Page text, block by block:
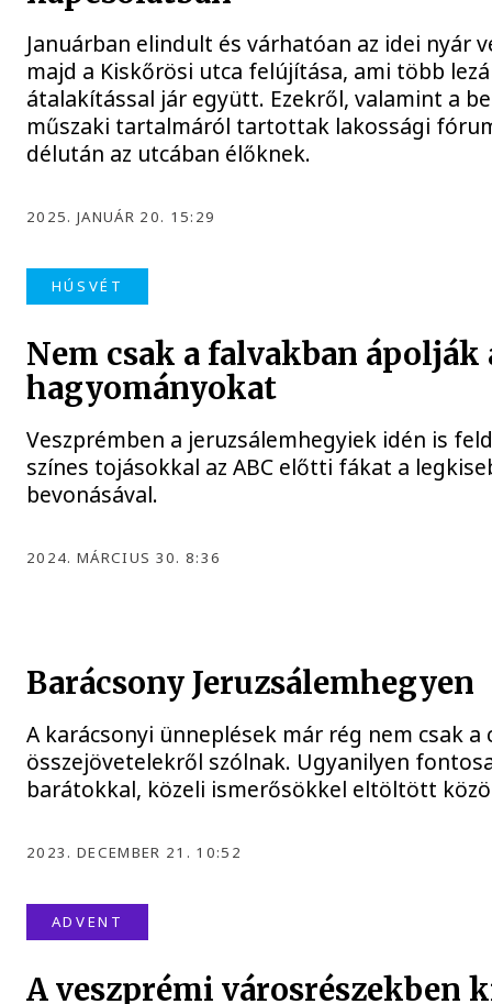
Januárban elindult és várhatóan az idei nyár
majd a Kiskőrösi utca felújítása, ami több
átalakítással jár együtt. Ezekről, valamint a
műszaki tartalmáról tartottak lakossági
délután az utcában élőknek.
2025. JANUÁR 20. 15:29
HÚSVÉT
Nem csak a falvakban ápolják
hagyományokat
Veszprémben a jeruzsálemhegyiek idén is
színes tojásokkal az ABC előtti fákat a
bevonásával.
2024. MÁRCIUS 30. 8:36
Barácsony Jeruzsálemhegyen
A karácsonyi ünneplések már rég nem csak a
összejövetelekről szólnak. Ugyanilyen
barátokkal, közeli ismerősökkel eltöltött
2023. DECEMBER 21. 10:52
ADVENT
A veszprémi városrészekben